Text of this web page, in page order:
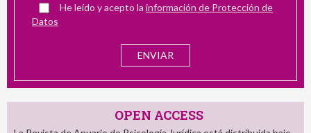
He leído y acepto la información de Protección de
Datos
OPEN ACCESS